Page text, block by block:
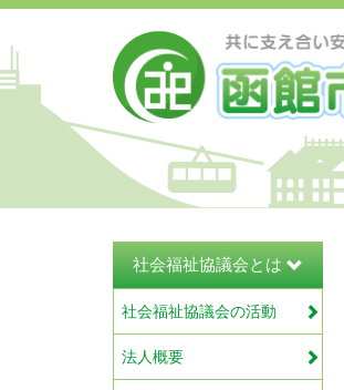
社会福祉協議会とは
社会福祉協議会の活動
法人概要